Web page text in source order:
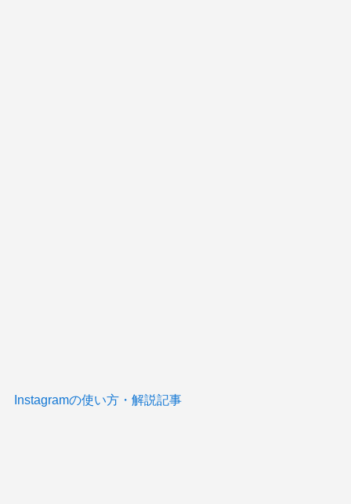
Instagramの使い方・解説記事